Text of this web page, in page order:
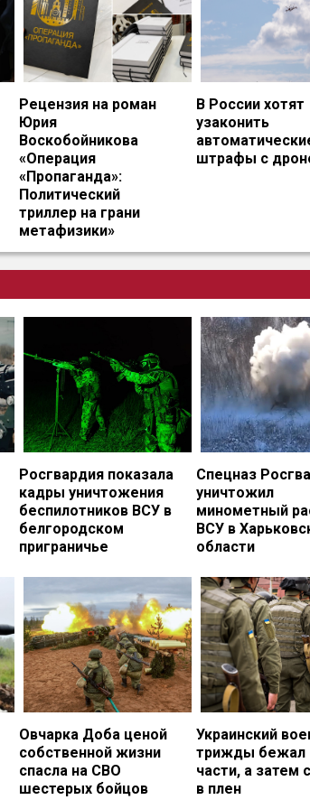
Рецензия на роман
Юрия
Воскобойникова
«Операция
«Пропаганда»:
Политический
триллер на грани
метафизики»
В России хотят
узаконить
штрафы с
Росгвардия показала
кадры уничтожения
беспилотников ВСУ в
белгородском
приграничье
Спецназ
уничтожил
минометный
ВСУ в
области
Овчарка Доба ценой
собственной жизни
спасла на СВО
шестерых бойцов
Украинский
трижды бежал
части, а затем
в плен